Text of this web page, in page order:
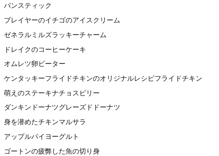
パンスティック
ブレイヤーのイチゴのアイスクリーム
ゼネラルミルズラッキーチャーム
ドレイクのコーヒーケーキ
オムレツ卵ビーター
ケンタッキーフライドチキンのオリジナルレシピフライドチキン
萌えのステーキナチョスビリー
ダンキンドーナツグレーズドドーナツ
身を潜めたチキンマルサラ
アップルパイヨーグルト
ゴートンの疲弊した魚の切り身